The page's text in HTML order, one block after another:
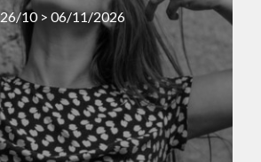
26/10 > 06/11/2026